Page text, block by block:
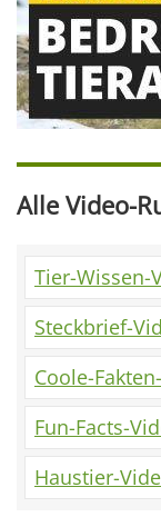
Alle Video-
Tier-Wissen-
Steckbrief-
Coole-
Fun-Facts-
Haustier-